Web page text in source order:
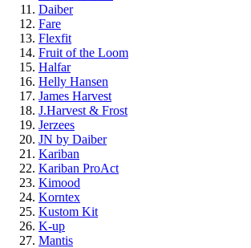
Daiber
Fare
Flexfit
Fruit of the Loom
Halfar
Helly Hansen
James Harvest
J.Harvest & Frost
Jerzees
JN by Daiber
Kariban
Kariban ProAct
Kimood
Korntex
Kustom Kit
K-up
Mantis